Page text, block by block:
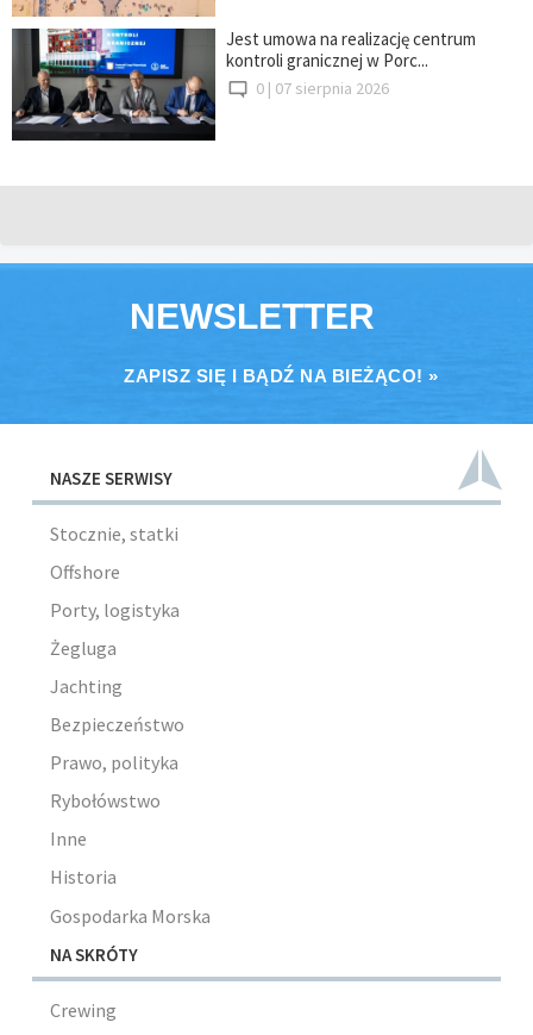
Jest umowa na realizację centrum
kontroli granicznej w Porc...
0 | 07 sierpnia 2026
NEWSLETTER
ZAPISZ SIĘ I BĄDŹ NA BIEŻĄCO! »
NASZE SERWISY
Stocznie, statki
Offshore
Porty, logistyka
Żegluga
Jachting
Bezpieczeństwo
Prawo, polityka
Rybołówstwo
Inne
Historia
Gospodarka Morska
NA SKRÓTY
Crewing